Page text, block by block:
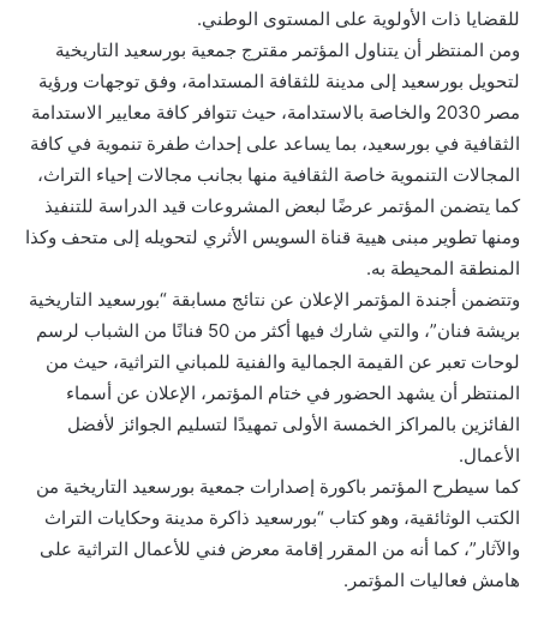
للقضايا ذات الأولوية على المستوى الوطني.
ومن المنتظر أن يتناول المؤتمر مقترج جمعية بورسعيد التاريخية
لتحويل بورسعيد إلى مدينة للثقافة المستدامة، وفق توجهات ورؤية
مصر 2030 والخاصة بالاستدامة، حيث تتوافر كافة معايير الاستدامة
الثقافية في بورسعيد، بما يساعد على إحداث طفرة تنموية في كافة
المجالات التنموية خاصة الثقافية منها بجانب مجالات إحياء التراث،
كما يتضمن المؤتمر عرضًا لبعض المشروعات قيد الدراسة للتنفيذ
ومنها تطوير مبنى هيية قناة السويس الأثري لتحويله إلى متحف وكذا
المنطقة المحيطة به.
وتتضمن أجندة المؤتمر الإعلان عن نتائج مسابقة “بورسعيد التاريخية
بريشة فنان”، والتي شارك فيها أكثر من 50 فنانًا من الشباب لرسم
لوحات تعبر عن القيمة الجمالية والفنية للمباني التراثية، حيث من
المنتظر أن يشهد الحضور في ختام المؤتمر، الإعلان عن أسماء
الفائزين بالمراكز الخمسة الأولى تمهيدًا لتسليم الجوائز لأفضل
الأعمال.
كما سيطرح المؤتمر باكورة إصدارات جمعية بورسعيد التاريخية من
الكتب الوثائقية، وهو كتاب “بورسعيد ذاكرة مدينة وحكايات التراث
والآثار”، كما أنه من المقرر إقامة معرض فني للأعمال التراثية على
هامش فعاليات المؤتمر.